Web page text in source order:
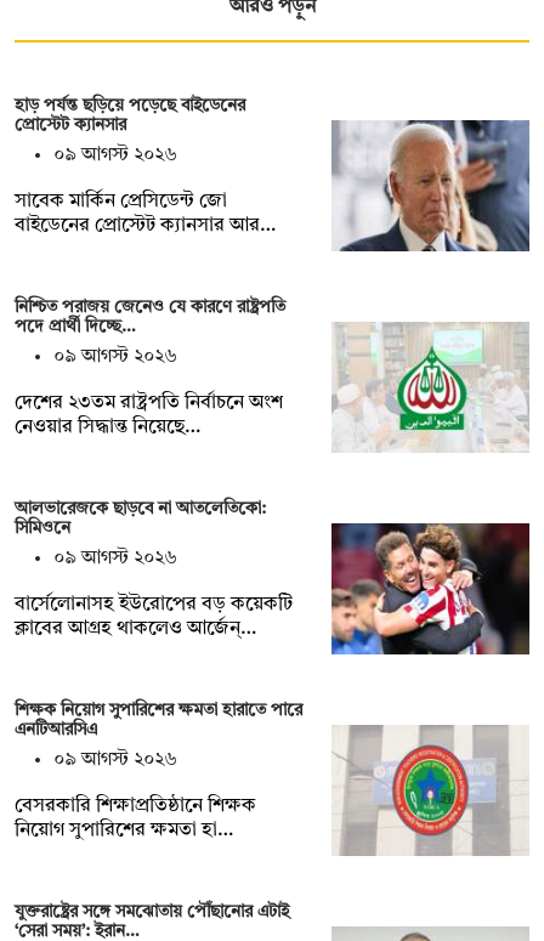
আরও পড়ুন
হাড় পর্যন্ত ছড়িয়ে পড়েছে বাইডেনের
প্রোস্টেট ক্যানসার
০৯ আগস্ট ২০২৬
সাবেক মার্কিন প্রেসিডেন্ট জো
বাইডেনের প্রোস্টেট ক্যানসার আর…
নিশ্চিত পরাজয় জেনেও যে কারণে রাষ্ট্রপতি
পদে প্রার্থী দিচ্ছে…
০৯ আগস্ট ২০২৬
দেশের ২৩তম রাষ্ট্রপতি নির্বাচনে অংশ
নেওয়ার সিদ্ধান্ত নিয়েছে…
আলভারেজকে ছাড়বে না আতলেতিকো:
সিমিওনে
০৯ আগস্ট ২০২৬
বার্সেলোনাসহ ইউরোপের বড় কয়েকটি
ক্লাবের আগ্রহ থাকলেও আর্জেন্…
শিক্ষক নিয়োগ সুপারিশের ক্ষমতা হারাতে পারে
এনটিআরসিএ
০৯ আগস্ট ২০২৬
বেসরকারি শিক্ষাপ্রতিষ্ঠানে শিক্ষক
নিয়োগ সুপারিশের ক্ষমতা হা…
যুক্তরাষ্ট্রের সঙ্গে সমঝোতায় পৌঁছানোর এটাই
‘সেরা সময়’: ইরান…